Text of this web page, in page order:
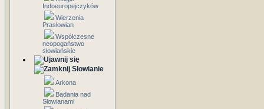
Indoeuropejczyków
Wierzenia
Prasłowian
Współczesne
neopogaństwo
słowiańskie
Słowianie
Arkona
Badania nad
Słowianami